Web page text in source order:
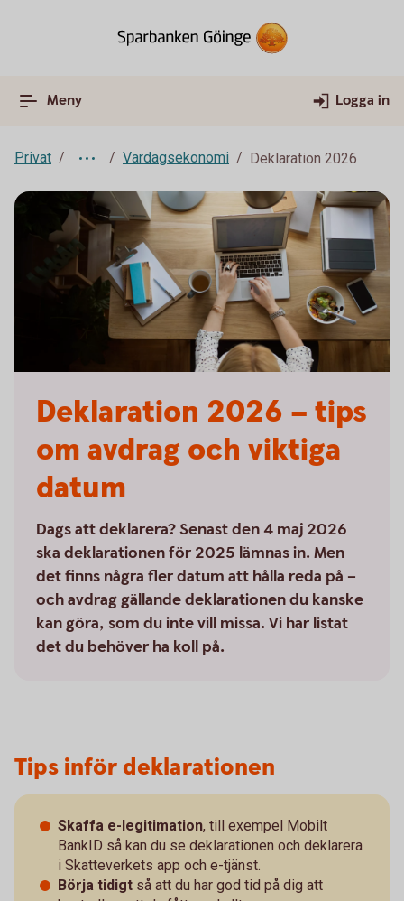
Meny Logga in
Privat Vardagsekonomi Deklaration 2026
Deklaration 2026 – tips
om avdrag och viktiga
datum
Dags att deklarera? Senast den 4 maj 2026
ska deklarationen för 2025 lämnas in. Men
det finns några fler datum att hålla reda på –
och avdrag gällande deklarationen du kanske
kan göra, som du inte vill missa. Vi har listat
det du behöver ha koll på.
Tips inför deklarationen
Skaffa e-legitimation, till exempel Mobilt
BankID så kan du se deklarationen och deklarera
i Skatteverkets app och e-tjänst.
Börja tidigt så att du har god tid på dig att